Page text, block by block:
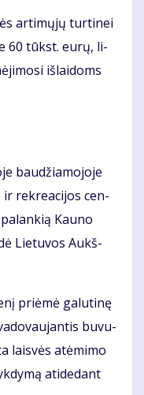
ar­ti­mų­jų tur­ti­nei
60 tūkst. eu­rų, li­
iš­lai­doms
bau­džia­mo­jo­je
ir rek­re­a­ci­jos cen­
Kau­no
Lie­tu­vos Aukš­
pri­ėmė ga­lu­ti­nę
bu­vu­
lais­vės at­ėmi­mo
ati­de­dant